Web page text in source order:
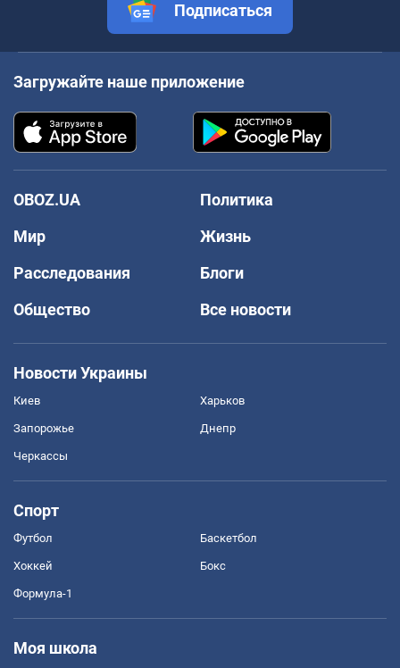
Подписаться
Загружайте наше приложение
OBOZ.UA
Политика
Мир
Жизнь
Расследования
Блоги
Общество
Все новости
Новости Украины
Киев Харьков
Запорожье Днепр
Черкассы
Спорт
Футбол Баскетбол
Хоккей Бокс
Формула-1
Моя школа